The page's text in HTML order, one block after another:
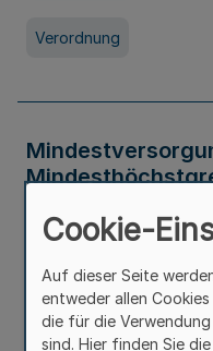
Verordnung
Verwaltungsvorschrift
Cookie-
Auf dieser Seite
entweder allen
die für die
sind. Hier finden Sie die